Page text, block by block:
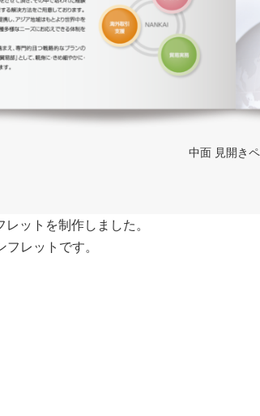
中面 見開き
ットを制作しました。
レットです。